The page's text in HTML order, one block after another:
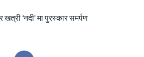
‘नदी’ मा पुरस्कार समर्पण